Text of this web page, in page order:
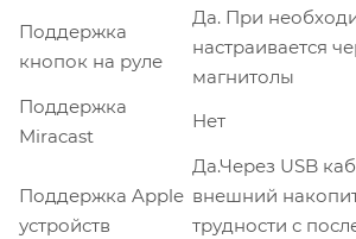
Поддержка
кнопок на руле
Да. При
настраивается
магнитолы
Поддержка
Miracast
Нет
Поддержка Apple
устройств
Да.Через USB
внешний
трудности с